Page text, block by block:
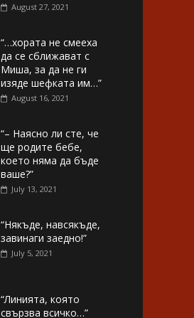
August 27, 2021
“…хората не смееха
да се сближават с
Миша, за да не ги
изяде шефката им…”
August 16, 2021
“– Наясно ли сте, че
ще родите бебе,
което няма да бъде
ваше?”
July 13, 2021
“Някъде, навсякъде,
завинаги заедно!”
July 5, 2021
“Линията, която
свързва всичко…”